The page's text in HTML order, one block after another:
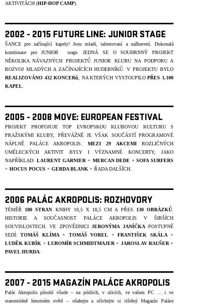
AKTIVITÁCH (HIP-HOP CAMP).
2002 - 2015 FUTURE LINE: JUNIOR STAGE
ŠANCE pro začínající kapely! Jsou mladí, talentovaní a nažhavení. Dokonalá
kombinace pro JUNIOR stage.JEDNÁ SE O SOUHRNNÝ PROJEKT
NĚKOLIKA NÁVAZNÝCH PROJEKTŮ JUNIOR KLUBU NA PODPORU A
ROZVOJ MLADÝCH A ZAČÍNAJÍCÍCH HUDEBNÍKŮ. V PROJEKTU BYLO
REALIZOVÁNO 432 KONCERů
, NA KTERÝCH VYSTOUPILOPŘES 1.100
KAPEL
2005 - 2008 MOVE: EUROPEAN FESTIVAL
PROJEKT PROPOJUJE TOP EVROPSKOU KLUBOVOU KULTURU S
PRAŽSKÝMI KLUBY, PŘEVÁŽNĚ JE VŠAK SOUČÁSTÍ PROGRAMOVÉ
NÁPLNĚ PALÁCE AKROPOLIS. MEZI 29 AKCEMIROZLIČNÝCH
UMĚLECKÝCH AKTIVIT BYLY I VÝZNAMNÉ KONCERTY, JAKO
NAPŘÍKLAD: LAURENT GARNIER + MERCAN DEDE +SOFA SURFERS
+ HOCUS POCUS + GERDA BLANK + ŘADA DALŠÍCH.
2006 PALÁC AKROPOLIS: ROZHOVORY
TÉMĚŘ 180 STRAN KNIHY 18,5 X 18,5 CM A PŘES 130 OBRÁZKŮ
HISTORIE A SOUČASNOST PALÁCE AKROPOLIS V ŠIRŠÍCH
SOUVISLOSTECH. VE ZPOVĚDNICIJERONÝMA JANÍČKAPOSTUPNĚ
SEDÍ:TOMÁŠ KLÍMA+ TOMÁŠ VOREL +FRANTIŠEK SKÁLA+
LUDĚK KUBÍK + LUBOMÍR SCHMIDTMAJER + JAROSLAV RAUŠER+
PAVEL HURDA
2007 - 2015 MAGAZÍN PALÁCE AKROPOLIS
Palác Akropolis působí všude – na pódiích, v ulicích, ve vašem PC … i ve
staromódně hmotném světě – ošahejte a očichejte si tištěný Magazín Paláce